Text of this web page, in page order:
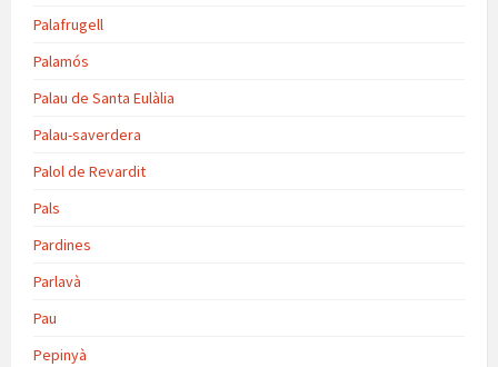
Palafrugell
Palamós
Palau de Santa Eulàlia
Palau-saverdera
Palol de Revardit
Pals
Pardines
Parlavà
Pau
Pepinyà